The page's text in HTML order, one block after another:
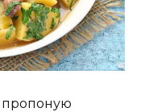
пропоную